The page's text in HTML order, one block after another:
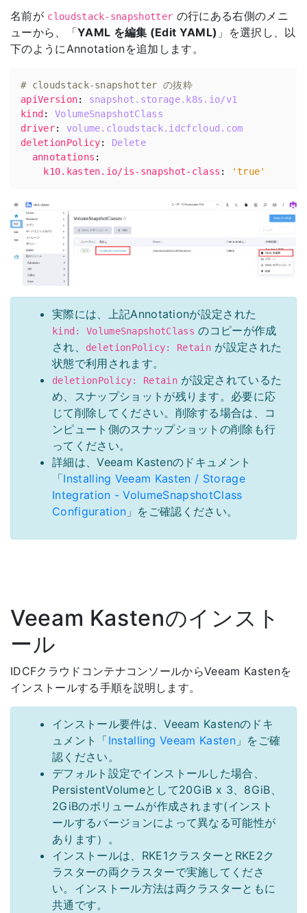
名前が cloudstack-snapshotter の行にある右側のメニ
ューから、「YAML を編集 (Edit YAML) 」を選択し、以
下のようにAnnotationを追加します。
# cloudstack-snapshotter の抜粋
apiVersion:
snapshot.storage.k8s.io/v1
kind :
VolumeSnapshotClass
driver:
volume.cloudstack.idcfcloud.com
deletionPolicy:
Delete
annotations :
k10.kasten.io/is-snapshot-class : 'true'
実際には、上記Annotationが設定された
kind: VolumeSnapshotClass のコピーが作成
され、
deletionPolicy: Retain が設定された
状態で利用されます。
deletionPolicy: Retain が設定されているた
め、スナップショットが残ります。必要に応
じて削除してください。削除する場合は、コ
ンピュート側のスナップショットの削除も行
ってください。
詳細は、Veeam Kastenのドキュメント
「Installing Veeam Kasten / Storage
Integration - VolumeSnapshotClass
Configuration 」をご確認ください。
Veeam Kastenのインスト
ール
IDCFクラウドコンテナコンソールからVeeam Kastenを
インストールする手順を説明します。
インストール要件は、Veeam Kastenのドキ
ュメント「Installing Veeam Kasten」をご確
認ください。
デフォルト設定でインストールした場合、
PersistentVolumeとして20GiB x 3、8GiB、
2GiBのボリュームが作成されます(インスト
ールするバージョンによって異なる可能性が
あります）。
インストールは、RKE1クラスターとRKE2ク
ラスターの両クラスターで実施してくださ
い。インストール方法は両クラスターともに
共通です。